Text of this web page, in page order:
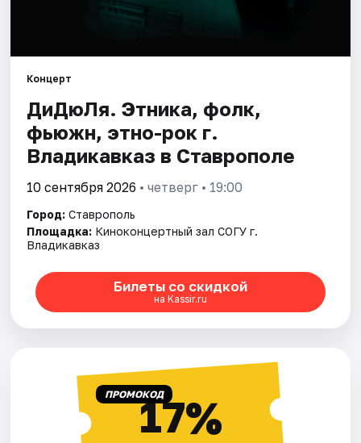
Концерт
ДиДюЛя. Этника, фолк,
фьюжн, этно-рок г.
Владикавказ в Ставрополе
10 сентября 2026 • четверг • 19:00
Город: Ставрополь
Площадка: Киноконцертный зал СОГУ г.
Владикавказ
Билеты со скидкой
на Kassir.ru
ПРОМОКОД17%